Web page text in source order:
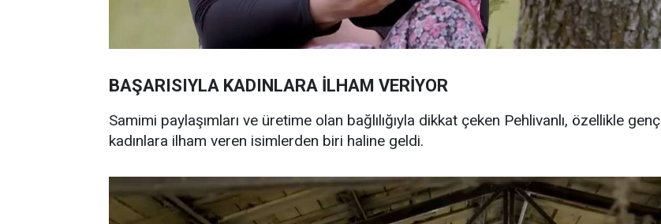
BAŞARISIYLA KADINLARA İLHAM VERİYOR
Samimi paylaşımları ve üretime olan bağlılığıyla dikkat çeken Pehlivanlı, özellikle genç
kadınlara ilham veren isimlerden biri haline geldi.